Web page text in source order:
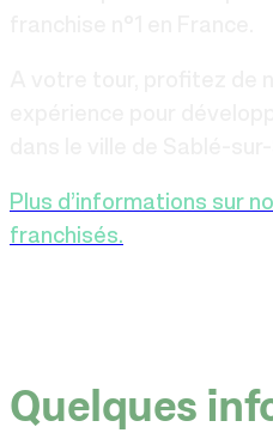
Plus d’informations sur
franchisés.
Quelques